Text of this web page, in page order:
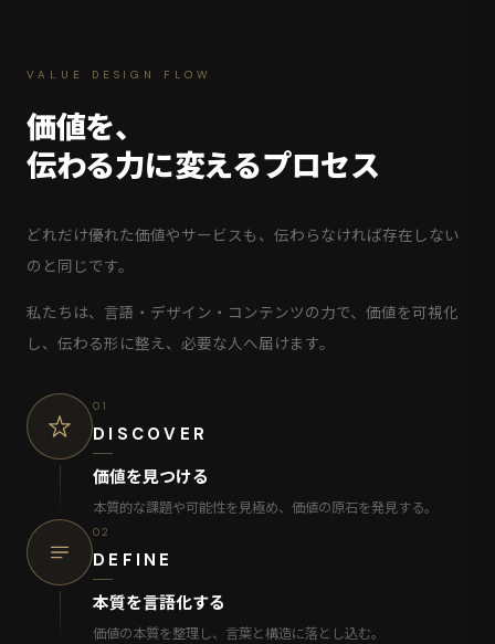
VALUE DESIGN FLOW
価値を、
伝わる力に変えるプロセス
どれだけ優れた価値やサービスも、伝わらなければ存在しない
のと同じです。
私たちは、言語・デザイン・コンテンツの力で、価値を可視化
し、伝わる形に整え、必要な人へ届けます。
01
DISCOVER
価値を見つける
本質的な課題や可能性を見極め、価値の原石を発見する。
02
DEFINE
本質を言語化する
価値の本質を整理し、言葉と構造に落とし込む。